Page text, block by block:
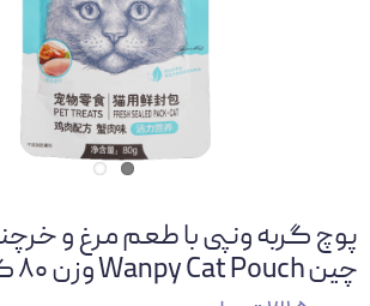
پوچ گربه ونپی با طعم مرغ و
چین Wanpy Cat Pouch وزن ۸۰ گرم